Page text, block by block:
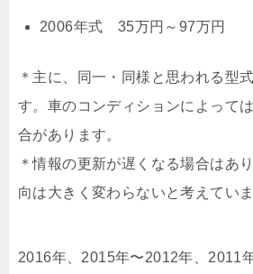
2006年式 35万円～97万円
＊主に、同一・同様と思われる型
す。車のコンディションによって
合があります。
＊情報の更新が遅くなる場合はあ
向は大きく変わらないと考えていま
2016年、2015年〜2012年、2011